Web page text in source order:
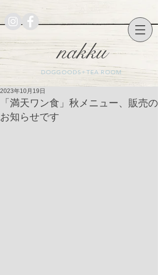
nakku
DOGGOODS+TEA ROOM
「満天ワン食」秋メニュー、販売の
お知らせです
2023年10月19日